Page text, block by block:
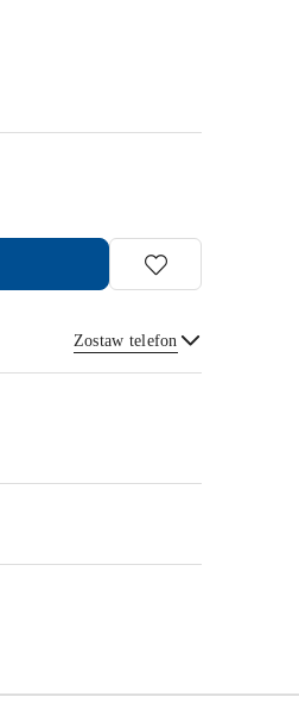
Zostaw telefon
Wyślij